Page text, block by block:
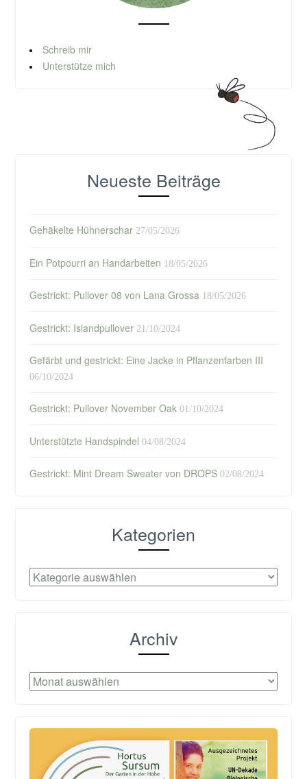
Schreib mir
Unterstütze mich
Neueste Beiträge
Gehäkelte Hühnerschar 27/05/2026
Ein Potpourri an Handarbeiten 18/05/2026
Gestrickt: Pullover 08 von Lana Grossa 18/05/2026
Gestrickt: Islandpullover 21/10/2024
Gefärbt und gestrickt: Eine Jacke in Pflanzenfarben III
06/10/2024
Gestrickt: Pullover November Oak 01/10/2024
Unterstützte Handspindel 04/08/2024
Gestrickt: Mint Dream Sweater von DROPS 02/08/2024
Kategorien
Kategorien
Archiv
Archiv